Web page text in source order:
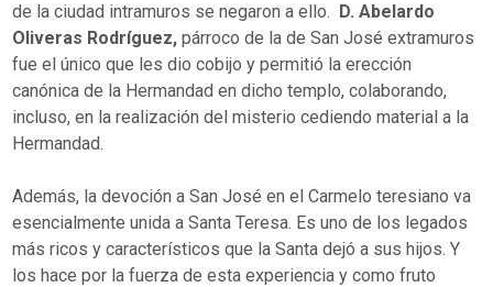
de la ciudad intramuros se negaron a ello. D. Abelardo
Oliveras Rodríguez, párroco de la de San José extramuros
fue el único que les dio cobijo y permitió la erección
canónica de la Hermandad en dicho templo, colaborando,
incluso, en la realización del misterio cediendo material a la
Hermandad.
Además, la devoción a San José en el Carmelo teresiano va
esencialmente unida a Santa Teresa. Es uno de los legados
más ricos y característicos que la Santa dejó a sus hijos. Y
los hace por la fuerza de esta experiencia y como fruto